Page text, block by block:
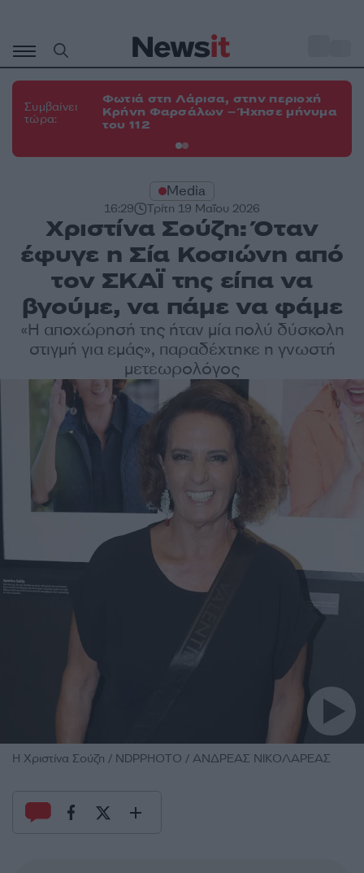
περιεχόμενο
Συμβαίνει
τώρα:
Φωτιά στη Λάρισα, στην περιοχή
Κρήνη Φαρσάλων – Ήχησε μήνυμα
του 112
Media
16:29 Τρίτη 19 Μαΐου 2026
Χριστίνα Σούζη: Όταν
έφυγε η Σία Κοσιώνη από
τον ΣΚΑΪ της είπα να
βγούμε, να πάμε να φάμε
«Η αποχώρησή της ήταν μία πολύ δύσκολη
στιγμή για εμάς», παραδέχτηκε η γνωστή
μετεωρολόγος
H Χριστίνα Σούζη / NDPPHOTO / ΑΝΔΡΕΑΣ ΝΙΚΟΛΑΡΕΑΣ